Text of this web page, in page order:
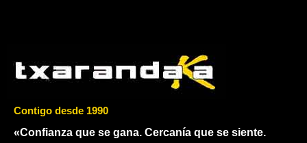
Contigo desde 1990
«Confianza que se gana. Cercanía que se siente.